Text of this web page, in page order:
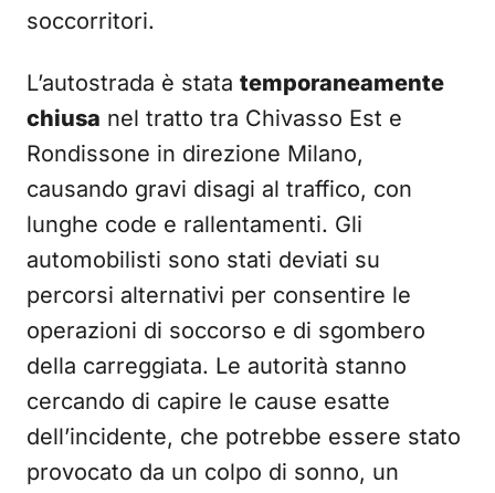
soccorritori.
L’autostrada è stata temporaneamente
chiusa nel tratto tra Chivasso Est e
Rondissone in direzione Milano,
causando gravi disagi al traffico, con
lunghe code e rallentamenti. Gli
automobilisti sono stati deviati su
percorsi alternativi per consentire le
operazioni di soccorso e di sgombero
della carreggiata. Le autorità stanno
cercando di capire le cause esatte
dell’incidente, che potrebbe essere stato
provocato da un colpo di sonno, un